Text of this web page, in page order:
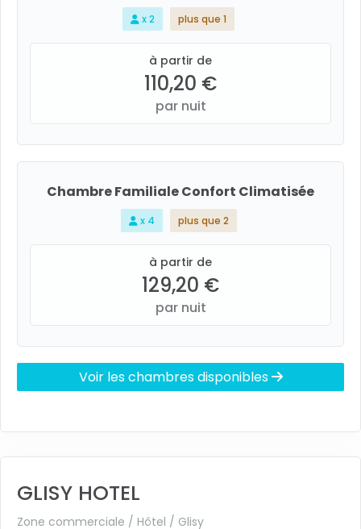
x 2 plus que 1
à partir de
110,20 €
par nuit
Chambre Familiale Confort Climatisée
x 4 plus que 2
à partir de
129,20 €
par nuit
Voir les chambres disponibles
GLISY HOTEL
Zone commerciale / Hôtel / Glisy